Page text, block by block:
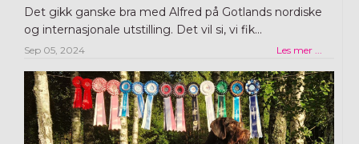
Det gikk ganske bra med Alfred på Gotlands nordiske
og internasjonale utstilling. Det vil si, vi fik...
Sep 05, 2024 Les mer ...